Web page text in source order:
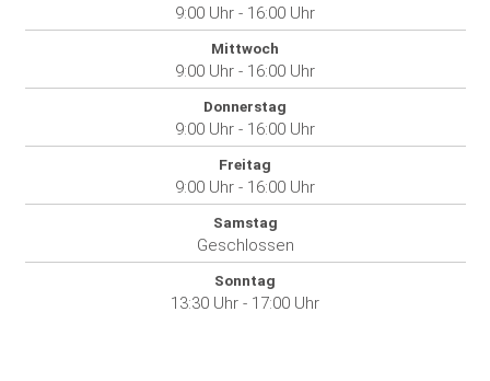
9:00 Uhr - 16:00 Uhr
Mittwoch
9:00 Uhr - 16:00 Uhr
Donnerstag
9:00 Uhr - 16:00 Uhr
Freitag
9:00 Uhr - 16:00 Uhr
Samstag
Geschlossen
Sonntag
13:30 Uhr - 17:00 Uhr